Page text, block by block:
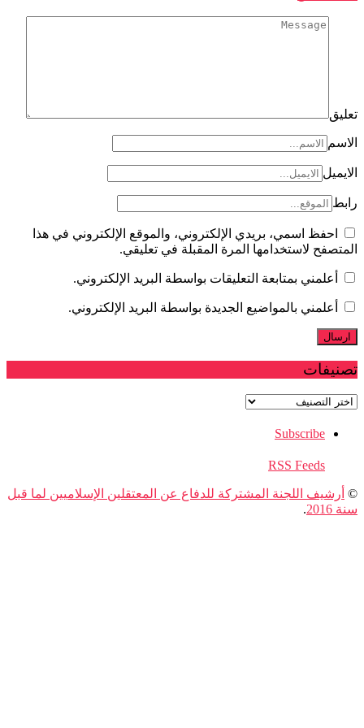
احفظ اسمي، بريدي الإلكتروني، والموقع الإلكتروني في هذا
لاستخدامها المرة المقبلة في تعليقي.
أعلمني بمتابعة التعليقات بواسطة البريد الإلكتروني.
أعلمني بالمواضيع الجديدة بواسطة البريد الإلكتروني.
Subscribe
RSS Feeds
اللجنة المشتركة للدفاع عن المعتقلين الإسلاميين لما قبل
.